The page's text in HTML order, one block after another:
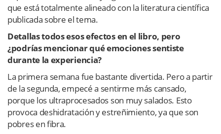
que está totalmente alineado con la literatura científica
publicada sobre el tema.
Detallas todos esos efectos en el libro, pero
¿podrías mencionar qué emociones sentiste
durante la experiencia?
La primera semana fue bastante divertida. Pero a partir
de la segunda, empecé a sentirme más cansado,
porque los ultraprocesados son muy salados. Esto
provoca deshidratación y estreñimiento, ya que son
pobres en fibra.